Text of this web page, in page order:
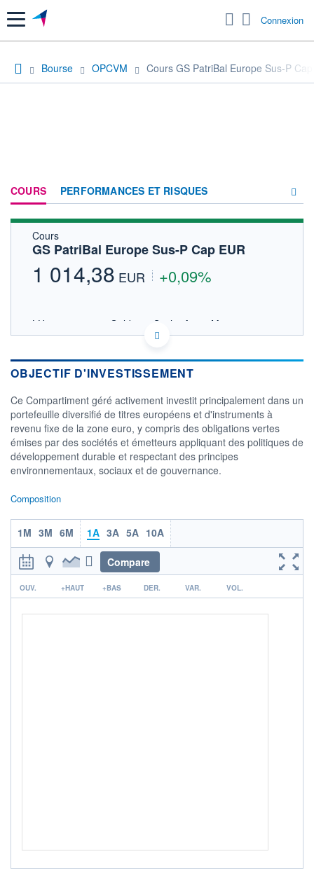
Menu Connexion
Bourse OPCVM Cours GS PatriBal Europe Sus-P
COURS PERFORMANCES ET RISQUES
FORUM
Cours
GS PatriBal Europe Sus-P Cap EUR
1 014,38 EUR +0,09%
LU1444115874 - Goldman Sachs Asset Management
B.V.
Consulter le prospectus / DIC
03/12 08/04
950
1 000
1 050
CATÉGORIE MORNINGSTAR
Allocation EUR Modérée
FONDS PARTENAIRES
TARIFS PRIVILÉGIÉS 0%
ÉLIGIBILITÉ
PEA PEA-PME BOURSOVIE LUX
BOURSOVIE
OBJECTIF D'INVESTISSEMENT
Ce Compartiment géré activement investit principalement dans un
portefeuille diversifié de titres européens et d'instruments à
revenu fixe de la zone euro, y compris des obligations vertes
émises par des sociétés et émetteurs appliquant des politiques de
développement durable et respectant des principes
environnementaux, sociaux et de gouvernance.
Composition
1M 3M 6M 1A 3A 5A 10A
Compare
r
OUV. +HAUT +BAS DER. VAR. VOL.